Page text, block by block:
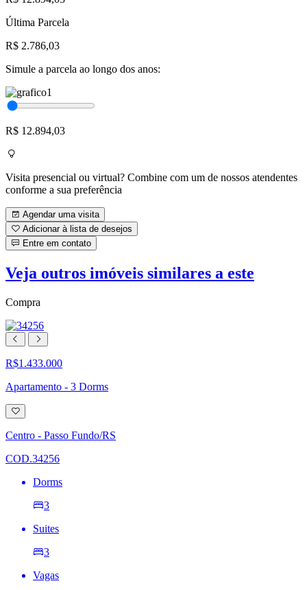
Última Parcela
R$ 2.786,03
Simule a parcela ao longo dos anos:
R$ 12.894,03
Visita presencial ou virtual? Combine com um de nossos atendentes
conforme a sua preferência
Agendar uma visita
Adicionar à lista de desejos
Entre em contato
Veja outros imóveis similares a este
Compra
R$1.433.000
Apartamento - 3 Dorms
Adicionar
à
lista
de
Centro - Passo Fundo/RS
COD.34256
Dorms
3
Suites
3
Vagas